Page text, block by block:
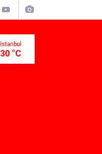
İstanbul
30 °C